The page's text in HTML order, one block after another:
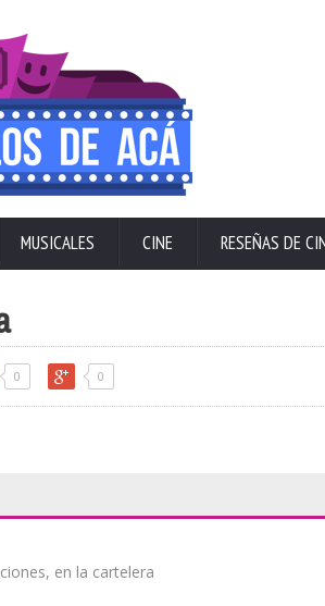
MUSICALES CINE RESEÑAS DE
0 0
en la cartelera